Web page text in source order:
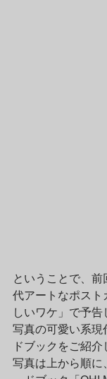
ということで、前
代アートなポスト
しいワケ」で予
写真の可愛い系現
ドブックをご紹介
写真は上から順に